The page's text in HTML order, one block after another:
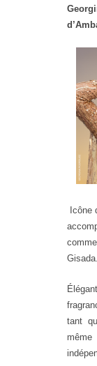
Icône
Gisada.
tant